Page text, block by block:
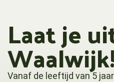
Laat je
Vanaf de leeftijd van 5